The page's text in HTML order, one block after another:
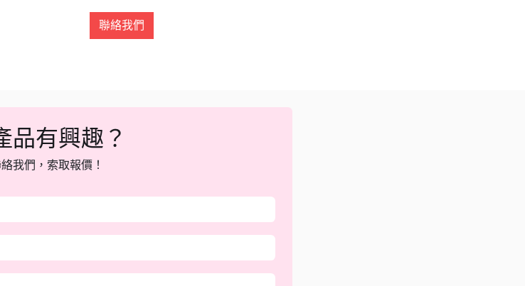
聯絡我們
品有興趣？
我們，索取報價！